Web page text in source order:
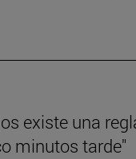
existe una
minutos tarde"